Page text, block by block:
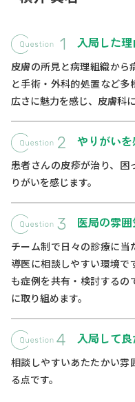
入局した
皮膚の所見と病理組織から
と手術・外科的処置など多
広さに魅力を感じ、皮膚科
やりがい
患者さんの皮疹が治り、困
りがいを感じます。
医局の雰
チーム制で日々の診療に当
導医に相談しやすい環境で
も症例を共有・検討するの
に取り組めます。
入局して
相談しやすいあたたかい雰
る点です。